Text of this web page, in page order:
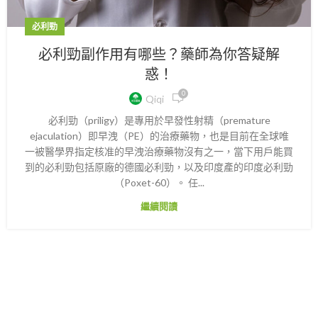
必利勁
必利勁副作用有哪些？藥師為你答疑解
惑！
Qiqi 0
必利勁（priligy）是專用於早發性射精（premature
ejaculation）即早洩（PE）的治療藥物，也是目前在全球唯
一被醫學界指定核准的早洩治療藥物沒有之一，當下用戶能買
到的必利勁包括原廠的德國必利勁，以及印度產的印度必利勁
（Poxet-60）。 任...
繼續閱讀